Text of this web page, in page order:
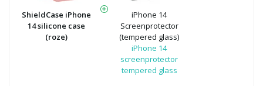
ShieldCase iPhone
14 silicone case
(roze)
iPhone 14
Screenprotector
(tempered glass)
iPhone 14
screenprotector
tempered glass